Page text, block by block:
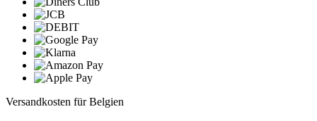
Versandkosten für Belgien